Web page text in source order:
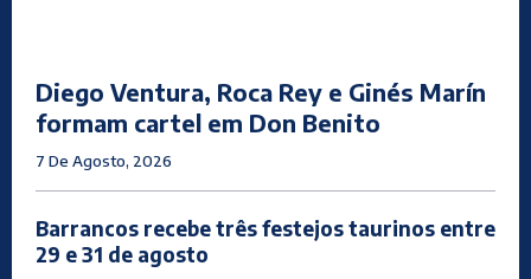
Diego Ventura, Roca Rey e Ginés Marín
formam cartel em Don Benito
7 De Agosto, 2026
Barrancos recebe três festejos taurinos entre
29 e 31 de agosto